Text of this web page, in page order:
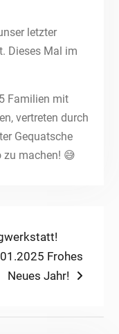
letzter
Dieses Mal im
Familien mit
vertreten durch
Gequatsche
zu machen! 😅
Frohes
Neues Jahr!